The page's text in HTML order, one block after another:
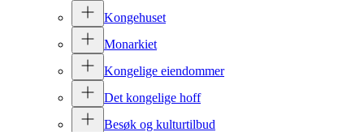
Kongehuset
Monarkiet
Kongelige eiendommer
Det kongelige hoff
Besøk og kulturtilbud